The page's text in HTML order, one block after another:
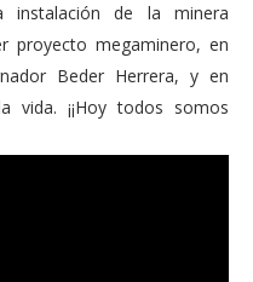
instalación de la minera
proyecto megaminero, en
Beder Herrera, y en
¡¡Hoy todos somos